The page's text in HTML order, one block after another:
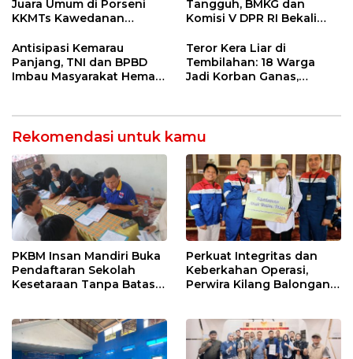
Juara Umum di Porseni
KKMTs Kawedanan
Tangguh, BMKG dan
Komisi V DPR RI Bekali
Sekolah Lapang Iklim
Antisipasi Kemarau
Panjang, TNI dan BPBD
Imbau Masyarakat Hemat
Teror Kera Liar di
Tembilahan: 18 Warga
Jadi Korban Ganas,
Rekomendasi untuk kamu
PKBM Insan Mandiri Buka
Pendaftaran Sekolah
Kesetaraan Tanpa Batas
Perkuat Integritas dan
Keberkahan Operasi,
Perwira Kilang Balongan